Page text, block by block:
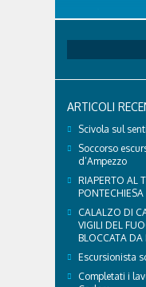
territorio
struttura parte di
delegazioni e
per:
ARTICOLI
Scivola sul
Soccorso
d’Ampezzo
RIAPERTO AL
PONTECHIESA
CALALZO DI
VIGILI DEL
BLOCCATA DA
Escursionista
Completati i